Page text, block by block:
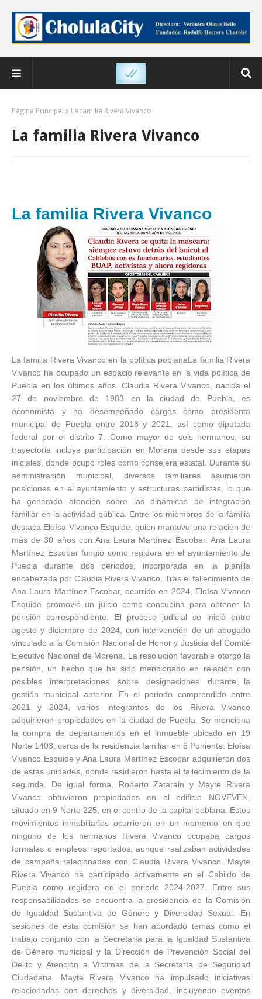
Página Principal La familia Rivera Vivanco
La familia Rivera Vivanco
La familia Rivera Vivanco
La familia Rivera Vivanco en la política poblanaLa familia Rivera Vivanco ha ocupado un espacio relevante en la vida política de Puebla en los últimos años. Claudia Rivera Vivanco, nacida el 27 de noviembre de 1983 en la ciudad de Puebla, es economista y ha desempeñado cargos como presidenta municipal de Puebla entre 2018 y 2021, así como diputada federal por el distrito 7. Como mayor de seis hermanos, su trayectoria incluye participación en Morena desde sus etapas iniciales, donde ocupó roles como consejera estatal. Durante su administración municipal, diversos familiares asumieron posiciones en el ayuntamiento y estructuras partidistas, lo que ha generado atención sobre las dinámicas de integración familiar en la actividad pública. Entre los miembros de la familia destaca Eloísa Vivanco Esquide, quien mantuvo una relación de más de 30 años con Ana Laura Martínez Escobar. Ana Laura Martínez Escobar fungió como regidora en el ayuntamiento de Puebla durante dos periodos, incorporada en la planilla encabezada por Claudia Rivera Vivanco. Tras el fallecimiento de Ana Laura Martínez Escobar, ocurrido en 2024, Eloísa Vivanco Esquide promovió un juicio como concubina para obtener la pensión correspondiente. El proceso judicial se inició entre agosto y diciembre de 2024, con intervención de un abogado vinculado a la Comisión Nacional de Honor y Justicia del Comité Ejecutivo Nacional de Morena. La resolución favorable otorgó la pensión, un hecho que ha sido mencionado en relación con posibles interpretaciones sobre designaciones durante la gestión municipal anterior. En el periodo comprendido entre 2021 y 2024, varios integrantes de los Rivera Vivanco adquirieron propiedades en la ciudad de Puebla. Se menciona la compra de departamentos en el inmueble ubicado en 19 Norte 1403, cerca de la residencia familiar en 6 Poniente. Eloísa Vivanco Esquide y Ana Laura Martínez Escobar adquirieron dos de estas unidades, donde residieron hasta el fallecimiento de la segunda. De igual forma, Roberto Zatarain y Mayte Rivera Vivanco obtuvieron propiedades en el edificio NOVEVEN, situado en 9 Norte 225, en el centro de la capital poblana. Estos movimientos inmobiliarios ocurrieron en un momento en que ninguno de los hermanos Rivera Vivanco ocupaba cargos formales o empleos reportados, aunque realizaban actividades de campaña relacionadas con Claudia Rivera Vivanco. Mayte Rivera Vivanco ha participado activamente en el Cabildo de Puebla como regidora en el periodo 2024-2027. Entre sus responsabilidades se encuentra la presidencia de la Comisión de Igualdad Sustantiva de Género y Diversidad Sexual. En sesiones de esta comisión se han abordado temas como el trabajo conjunto con la Secretaría para la Igualdad Sustantiva de Género municipal y la Dirección de Prevención Social del Delito y Atención a Víctimas de la Secretaría de Seguridad Ciudadana. Mayte Rivera Vivanco ha impulsado iniciativas relacionadas con derechos y diversidad, incluyendo eventos culturales como un Ballroom en apoyo a comunidades específicas. Su rol como regidora incluye votaciones en sesiones extraordinarias, donde en junio de 2026 se registró su abstención en un dictamen sobre predios para un sistema de transporte por cable, junto con la ausencia de Alondra Méndez Luis en la votación. David Rivera Vivanco, hermano de Claudia Rivera Vivanco, ha sido mencionado en nombramientos internos de Morena. En 2024, formó parte de designaciones anunciadas por Alejandro Armenta en estructuras partidistas estatales. La familia ha mantenido presencia en diferentes niveles, desde la militancia hasta cargos de representación popular. Claudia Rivera Vivanco ha defendido públicamente las aspiraciones políticas de sus familiares, argumentando que militantes con trayectoria en el partido deben tener oportunidades de participación. Durante la gestión de Claudia Rivera Vivanco como presidenta municipal, se adjudicó un contrato por 8 millones 189 mil 650 pesos a la empresa Mundo Tecnologico Poblano S.A. de C.V. para la colocación de mil dispositivos GPS en el parque vehicular municipal. El contrato fue firmado por el entonces secretario de Administración, Leobardo Rodríguez Juárez, y otras funcionarias, con participación del coordinador de Proyectos Estratégicos, Andrés García Viveros. La empresa estaba representada por Jorge Alfonso Abrajan Merino y tenía domicilio fiscal en Blvd. Atlixco #93 Int. 201, Col. La Paz. Según documentos referidos, las oficinas reportadas no operaban en el momento de la firma del contrato, ya que el inmueble llevaba más de tres años en renta sin actividad aparente. Reportes indican que los dispositivos GPS no fueron instalados en los vehículos, lo que ha llevado a cuestionamientos sobre la ejecución del acuerdo y el uso de recursos públicos. La trayectoria de Claudia Rivera Vivanco incluye su formación como economista y práctica en disciplinas deportivas como taekwondo y futbol. Proveniente del barrio de San Miguelito, donde vivió en la casa de su abuelo Pascual Matamoros Martínez, enfrentó la pérdida de su padre Claudio Rivera a los 16 años. Su ingreso a la política se dio a través de Morena, donde participó en procesos electorales de 2018 como candidata a la presidencia municipal por la coalición Juntos Haremos Historia, integrada por Morena, Partido del Trabajo y Partido Encuentro Social. Tras asumir el cargo en octubre de 2018, su administración abarcó hasta octubre de 2021, periodo en el que se implementaron diversas políticas municipales en materia de servicios públicos, movilidad y desarrollo urbano. En el ámbito legislativo federal, Claudia Rivera Vivanco ocupa una curul en la Cámara de Diputados desde septiembre de 2024. Su labor parlamentaria se desarrolla en comisiones relacionadas con temas económicos y regionales, coherente con su formación profesional. La familia Rivera Vivanco ha sido objeto de atención en medios locales por la concentración de roles políticos y administrativos. Mayte Rivera Vivanco, por ejemplo, ha impulsado propuestas en el Cabildo sobre igualdad de género y ha participado en debates sobre seguridad y desapariciones, solicitando en algunos casos medidas para sancionar reportes falsos de este tipo. Los movimientos inmobiliarios de la familia coinciden con un periodo de actividad intensa en campañas y estructuras de Morena. La adquisición de propiedades en zonas céntricas de Puebla refleja un patrón de inversión en bienes raíces por parte de varios miembros. Eloísa Vivanco Esquide, vinculada directamente a la familia a través de su relación con Ana Laura Martínez Escobar, mantuvo presencia en círculos cercanos al ayuntamiento durante la gestión anterior. El juicio de concubinato resolvió la pensión a favor de Eloísa Vivanco Esquide, un procedimiento que siguió los cauces legales establecidos para estos casos. En el contexto más amplio de la política poblana, la presencia de la familia Rivera Vivanco ilustra las formas en que redes personales y familiares se integran a los partidos y gobiernos locales. Claudia Rivera Vivanco ha ocupado posiciones de alta visibilidad, desde la alcaldía hasta el Congreso federal, mientras que hermanos y allegados han asumido roles en regidurías, comisiones y comités partidistas. David Rivera Vivanco, Mayte Rivera Vivanco y otras figuras relacionadas continúan participando en procesos internos de Morena, incluyendo preparativos para elecciones municipales y estatales. La administración municipal 2018-2021 enfrentó desafíos típicos de las ciudades capitales, como la gestión de servicios, infraestructura y finanzas públicas. El contrato de geolocalizadores forma parte de los expedientes de adquisiciones realizadas en ese periodo. La empresa Mundo Tecnologico Poblano S.A. de C.V. recibió el pago, pero reportes posteriores indicaron la falta de instalación de los equipos, según documentos oficiales citados en diversas revisiones. Este tipo de contratos suelen incluir cláusulas de entrega y verificación que, en este caso, han sido objeto de escrutinio. Mayte Rivera Vivanco, como regidora actual, ha presidido sesiones de comisiones donde se abordan temas de diversidad sexual, igualdad y colaboración interinstitucional. En agosto de 2025, por ejemplo, se reforzaron trabajos con instancias municipales y organizaciones civiles. Su participación en el Cabildo incluye votaciones clave, como la relacionada con predios para el Cablebús en junio de 2026, donde su abstención y la ausencia de otra regidora generaron comentarios sobre dinámicas internas. La historia de la familia Rivera Vivanco abarca desde orígenes en barrios tradicionales de Puebla hasta roles en los tres niveles de gobierno. Claudia Rivera Vivanco, como figura central, ha transitado de la militancia partidista a cargos ejecutivos y legislativos. Sus hermanos y allegados han seguido trayectorias paralelas en el ámbito local. Estos patrones de participación familiar son comunes en la política mexicana, donde la confianza y la cercanía juegan roles en la distribución de responsabilidades. En total, la información disponible sobre la familia Rivera Vivanco abarca aspectos biográficos, profesionales, patrimoniales y de participación pública. Desde la infancia en San Miguelito hasta las actividades actuales en el Congreso y el Cabildo, el grupo familiar ha mantenido continuidad en la escena política de Puebla. Los hechos documentados, como el juicio de pensión, las adquisiciones inmobiliarias y los contratos administrativos, forman parte del expediente público que rodea su trayectoria colectiva. La evolución de Morena en Puebla ha incluido la integración de diversos perfiles, entre ellos miembros de esta familia. Claudia Rivera Vivanco defiende que las oportunidades deben priorizar a militantes con antigüedad en el partido. Este enfoque ha guiado designaciones y candidaturas en diferentes procesos. Mientras tanto, Mayte Rivera Vivanco continúa su labor legislativa local en comisiones especializadas, y otros familiares mantienen actividad en estructuras